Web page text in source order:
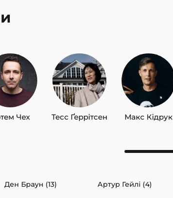
Чех Тесс Ґеррітсен Макс Кідрук
Ден Браун (13) Артур Гейлі (4)